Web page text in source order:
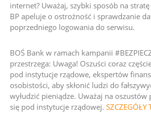
internet? Uważaj, szybki sposób na
BP apeluje o ostrożność i sprawdzanie
poprzedniego logowania do serwisu.
BOŚ Bank w ramach kampanii
przestrzega: Uwaga! Oszuści coraz
pod instytucje rządowe, ekspertów
osobistości, aby skłonić ludzi do
wyłudzić pieniądze. Uważaj na oszustów
się pod instytucje rządowej. SZCZEGÓŁY